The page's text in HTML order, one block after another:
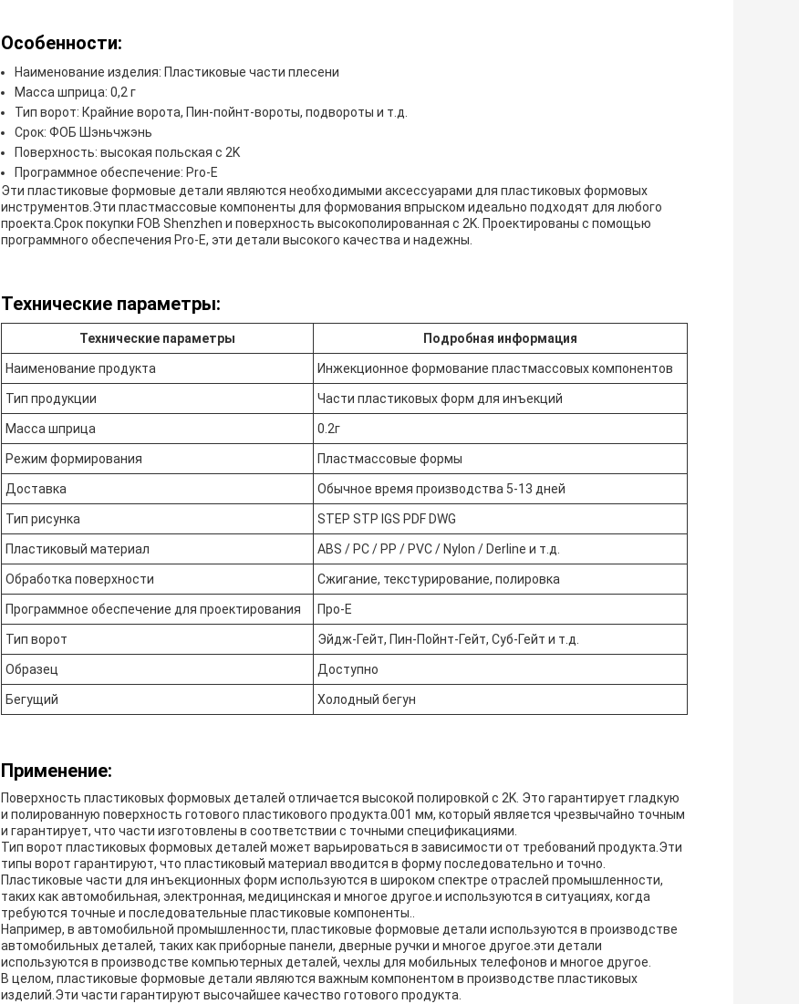
Особенности:
Наименование изделия: Пластиковые части плесени
Масса шприца: 0,2 г
Тип ворот: Крайние ворота, Пин-пойнт-вороты, подвороты и т.д.
Срок: ФОБ Шэньчжэнь
Поверхность: высокая польская с 2K
Программное обеспечение: Pro-E
Эти пластиковые формовые детали являются необходимыми аксессуарами для пластиковых формовых
инструментов.Эти пластмассовые компоненты для формования впрыском идеально подходят для любого
проекта.Срок покупки FOB Shenzhen и поверхность высокополированная с 2K. Проектированы с помощью
программного обеспечения Pro-E, эти детали высокого качества и надежны.
Технические параметры:
Технические параметры Подробная информация
Наименование продукта Инжекционное формование пластмассовых компонентов
Тип продукции Части пластиковых форм для инъекций
Масса шприца 0.2г
Режим формирования Пластмассовые формы
Доставка Обычное время производства 5-13 дней
Тип рисунка STEP STP IGS PDF DWG
Пластиковый материал ABS / PC / PP / PVC / Nylon / Derline и т.д.
Обработка поверхности Сжигание, текстурирование, полировка
Программное обеспечение для проектирования Про-Е
Тип ворот Эйдж-Гейт, Пин-Пойнт-Гейт, Суб-Гейт и т.д.
Образец Доступно
Бегущий Холодный бегун
Применение:
Поверхность пластиковых формовых деталей отличается высокой полировкой с 2K. Это гарантирует гладкую
и полированную поверхность готового пластикового продукта.001 мм, который является чрезвычайно точным
и гарантирует, что части изготовлены в соответствии с точными спецификациями.
Тип ворот пластиковых формовых деталей может варьироваться в зависимости от требований продукта.Эти
типы ворот гарантируют, что пластиковый материал вводится в форму последовательно и точно.
Пластиковые части для инъекционных форм используются в широком спектре отраслей промышленности,
таких как автомобильная, электронная, медицинская и многое другое.и используются в ситуациях, когда
требуются точные и последовательные пластиковые компоненты..
Например, в автомобильной промышленности, пластиковые формовые детали используются в производстве
автомобильных деталей, таких как приборные панели, дверные ручки и многое другое.эти детали
используются в производстве компьютерных деталей, чехлы для мобильных телефонов и многое другое.
В целом, пластиковые формовые детали являются важным компонентом в производстве пластиковых
изделий.Эти части гарантируют высочайшее качество готового продукта.